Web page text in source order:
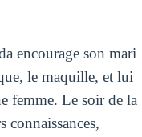
encourage son mari
le maquille, et lui
femme. Le soir de la